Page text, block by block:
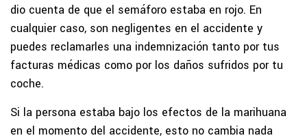
dio cuenta de que el semáforo estaba en rojo. En
cualquier caso, son negligentes en el accidente y
puedes reclamarles una indemnización tanto por tus
facturas médicas como por los daños sufridos por tu
coche.
Si la persona estaba bajo los efectos de la marihuana
en el momento del accidente, esto no cambia nada